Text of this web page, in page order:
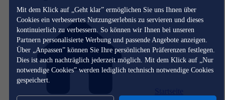
Mit dem Klick auf „Geht klar” ermöglichen Sie uns Ihnen über
Cookies ein verbessertes Nutzungserlebnis zu servieren und dieses
kontinuierlich zu verbessern. So können wir Ihnen bei unseren
Partnern personalisierte Werbung und passende Angebote anzeigen.
Über „Anpassen” können Sie Ihre persönlichen Präferenzen festlegen.
Dies ist auch nachträglich jederzeit möglich. Mit dem Klick auf „Nur
notwendige Cookies” werden lediglich technisch notwendige Cookies
gespeichert.